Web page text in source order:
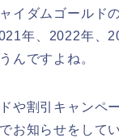
イダムゴールド
年、2022年、
んですよね。
や割引キャンペ
お知らせをして